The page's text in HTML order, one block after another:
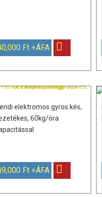
Ft +ÁFA
elektromos gyros kés,
60kg/óra
Ft +ÁFA